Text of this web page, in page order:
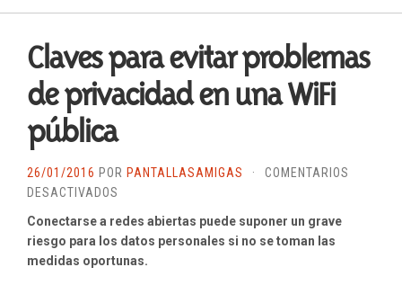
Claves para evitar problemas
de privacidad en una WiFi
pública
26/01/2016 POR PANTALLASAMIGAS ·
COMENTARIOS
DESACTIVADOS
PARA
EVITAR
PROBLEMAS
Conectarse a redes abiertas puede suponer un grave
riesgo para los datos personales si no se toman las
medidas oportunas.